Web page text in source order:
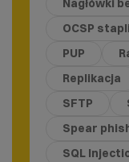
Nagłówki
OCSP
PUP
Replikacja
SFTP
Spear
SQL